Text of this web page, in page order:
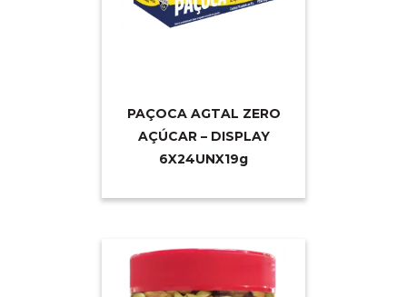
PAÇOCA AGTAL ZERO
AÇÚCAR – DISPLAY
6X24UNX19g